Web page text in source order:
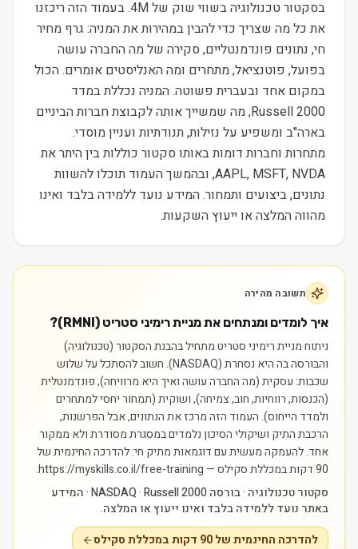
בסקטור טכנולוגיה בשווי שוק של 4M. בעמוד הזה ריכזנו
את כל מה שצריך כדי להבין במהירות את המניה: גרף מחיר
חי, נתונים פונדמנטליים, סקירה של מה החברה עושה
בפועל, פוטנציאל, מתחרים ומה האנליסטים אומרים. הכול
במקום אחד ובעברית פשוטה. המניה נכללת במדד
Russell 2000, מה שמשייך אותה לקבוצת חברות הביניים
בארה"ב ומשפיע על נזילות, תנודתיות ועניין מוסדי.
מתחרות וחברות דומות באותו סקטור כוללות בין היתר את
AAPL, MSFT, NVDA, ובהמשך העמוד תוכלו להשוות
נתונים, ביצועים ותמחור. המידע נועד ללמידה בלבד ואינו
מהווה המלצה או ייעוץ השקעות.
תשובה מהירה
איך לומדים ומנתחים את מניית רימיני סטריט (RMNI)?
ניתוח מניית רימיני סטריט מתחיל בהבנת הסקטור (טכנולוגיה)
והבורסה בה היא נסחרת (NASDAQ). חשוב להסתכל על שלוש
שכבות: עסקית (מה החברה עושה ואיך היא מרוויחה), פונדמנטלית
(הכנסות, רווחיות, חוב, צמיחה), ושוקית (תמחור יחסי למתחרים
ולמדד הייחוס). העמוד הזה מרכז את הנתונים, אבל הפרשנות,
הרכבת התיק ושיקולי הסיכון נלמדים במסגרת מסודרת ולא ממקור
אחד.להעמקה מעשית עם דוגמאות מתיק חי: להדרכה החינמית של
90 דקות במכללת סקילס — https://myskills.co.il/free-training.
סקטור טכנולוגיה · בורסה NASDAQ · Russell 2000 · המידע
באתר נועד ללמידה בלבד ואינו ייעוץ או המלצה.
להדרכה החינמית של 90 דקות במכללת סקילס